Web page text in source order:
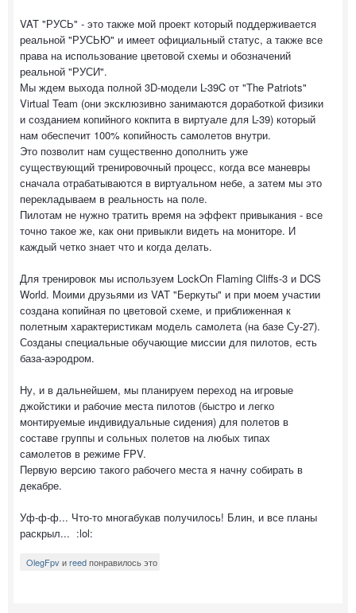
VAT "РУСЬ" - это также мой проект который поддерживается
реальной "РУСЬЮ" и имеет официальный статус, а также все
права на использование цветовой схемы и обозначений
реальной "РУСИ".
Мы ждем выхода полной 3D-модели L-39C от "The Patriots"
Virtual Team (они эксклюзивно занимаются доработкой физики
и созданием копийного кокпита в виртуале для L-39) который
нам обеспечит 100% копийность самолетов внутри.
Это позволит нам существенно дополнить уже
существующий тренировочный процесс, когда все маневры
сначала отрабатываются в виртуальном небе, а затем мы это
перекладываем в реальность на поле.
Пилотам не нужно тратить время на эффект привыкания - все
точно такое же, как они привыкли видеть на мониторе. И
каждый четко знает что и когда делать.
Для тренировок мы используем LockOn Flaming Cliffs-3 и DCS
World. Моими друзьями из VAT "Беркуты" и при моем участии
создана копийная по цветовой схеме, и приближенная к
полетным характеристикам модель самолета (на базе Су-27).
Созданы специальные обучающие миссии для пилотов, есть
база-аэродром.
Ну, и в дальнейшем, мы планируем переход на игровые
джойстики и рабочие места пилотов (быстро и легко
монтируемые индивидуальные сидения) для полетов в
составе группы и сольных полетов на любых типах
самолетов в режиме FPV.
Первую версию такого рабочего места я начну собирать в
декабре.
Уф-ф-ф... Что-то многабукав получилось! Блин, и все планы
раскрыл... :lol:
OlegFpvиreedпонравилось это